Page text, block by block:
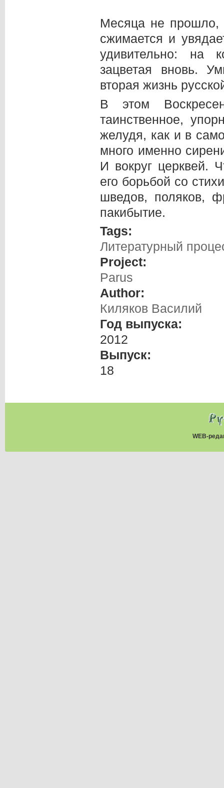
Месяца не прошло,
сжимается и
удивительно: на
зацветая вновь.
вторая жизнь
В этом
таинственное,
желудя, как и в
много именно
И вокруг церквей.
его борьбой со
шведов, поляков,
пакибытие.
Tags:
Литературный
Project:
Parus
Author:
Киляков Василий
Год выпуска:
2012
Выпуск:
18
WEB-